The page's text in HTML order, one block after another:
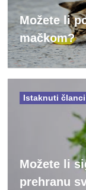
Možete li
mačkom?
Možete li
prehranu
Istaknuti članci